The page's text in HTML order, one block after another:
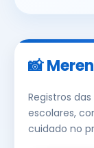
📸
Registros
escolares,
cuidado no